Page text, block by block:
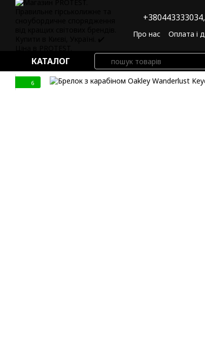
Перейти до основного контенту
+380443333034,
Про нас Оплата і
КАТАЛОГ
6